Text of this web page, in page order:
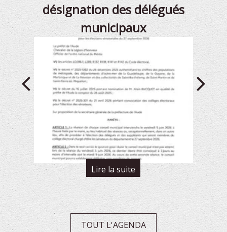
désignation des délégués
municipaux
TOUT L'AGENDA